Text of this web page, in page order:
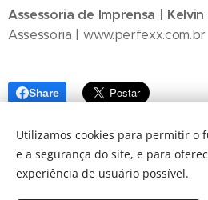
Assessoria de Imprensa |
Assessoria | www.perfexx.com.br
Share
Utilizamos cookies para permitir o
e a segurança do site, e para
experiência de usuário possível.